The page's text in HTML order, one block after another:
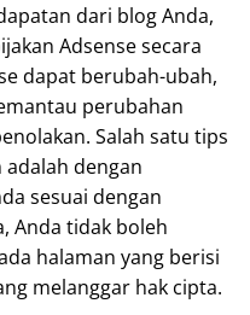
dari blog Anda,
Adsense secara
dapat berubah-ubah,
perubahan
Salah satu tips
dengan
sesuai dengan
Anda tidak boleh
halaman yang berisi
melanggar hak cipta.